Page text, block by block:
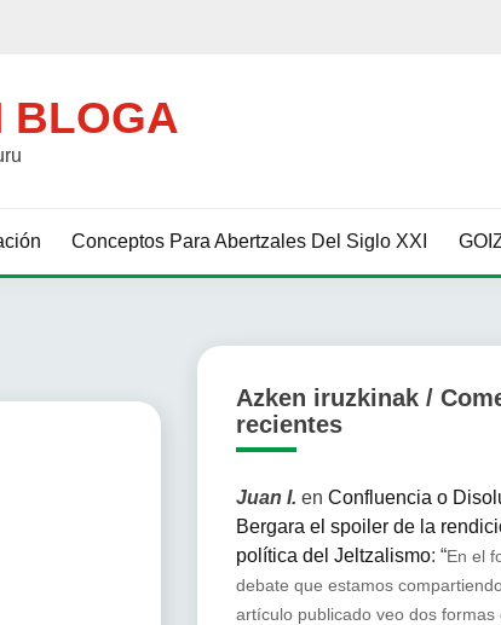
BLOGA
Conceptos Para Abertzales Del Siglo XXI
Azken iruzkinak /
recientes
Juan I. en Confluencia o
Bergara el spoiler de la
política del Jeltzalismo: “En el
debate que estamos
artículo publicado veo dos formas